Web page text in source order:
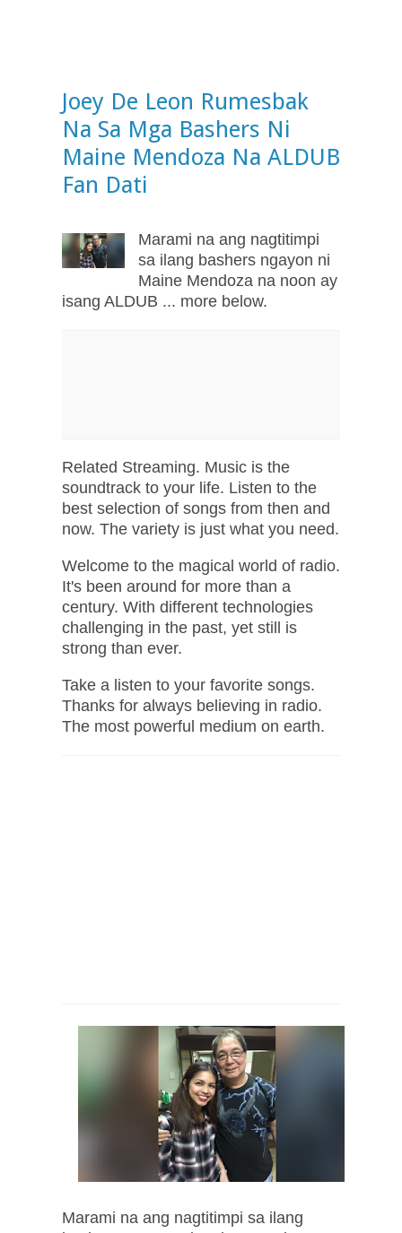
Joey De Leon Rumesbak
Na Sa Mga Bashers Ni
Maine Mendoza Na ALDUB
Fan Dati
Marami na ang nagtitimpi
sa ilang bashers ngayon ni
Maine Mendoza na noon ay
isang ALDUB ... more below.
Related Streaming. Music is the
soundtrack to your life. Listen to the
best selection of songs from then and
now. The variety is just what you need.
Welcome to the magical world of radio.
It's been around for more than a
century. With different technologies
challenging in the past, yet still is
strong than ever.
Take a listen to your favorite songs.
Thanks for always believing in radio.
The most powerful medium on earth.
Marami na ang nagtitimpi sa ilang